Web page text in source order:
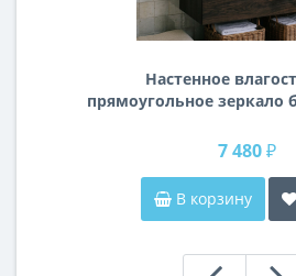
Настенное
прямоугольное зеркало
7 480 ₽
В корзину